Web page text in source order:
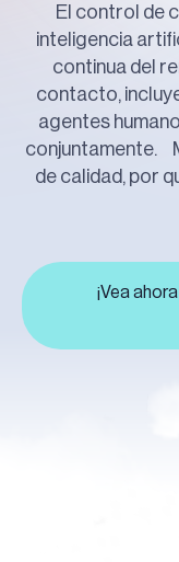
El control de
inteligencia
continua del
contacto,
agentes
conjuntamente.
de calidad, por
¡Vea